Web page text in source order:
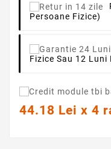
Persoane Fizice)
Fizice Sau 12
44.18 Lei x 4